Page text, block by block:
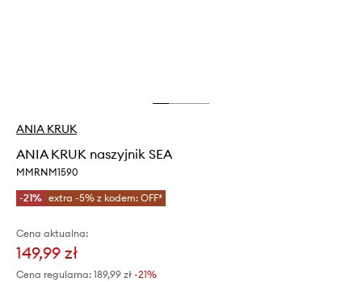
ANIA KRUK
ANIA KRUK naszyjnik SEA
MMRNM1590
-21% extra -5% z kodem: OFF*
Cena aktualna:
149,99 zł
Cena regularna: 189,99 zł -21%